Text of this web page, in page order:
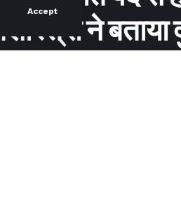
Accept
ने बताया